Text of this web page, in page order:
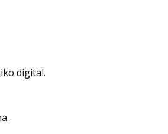
digital.